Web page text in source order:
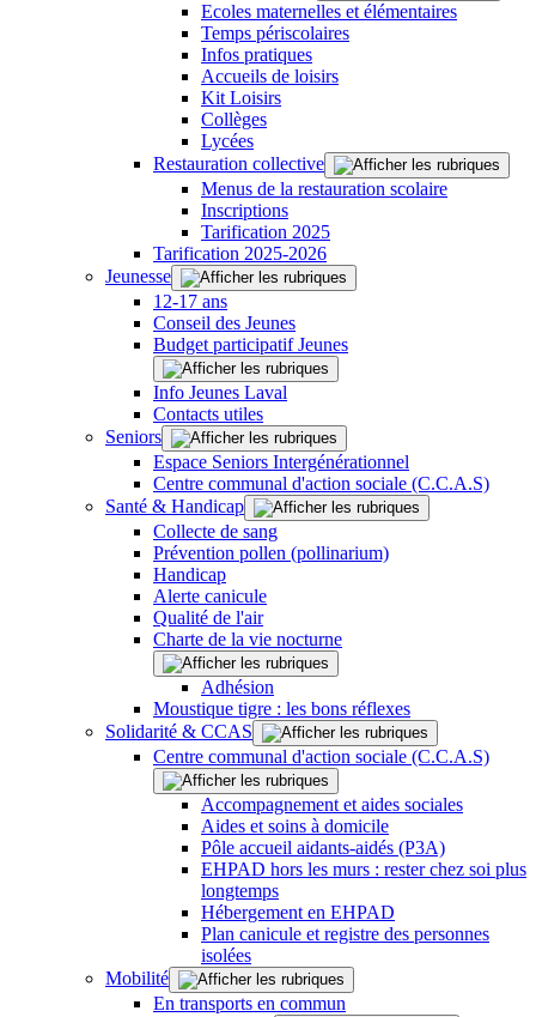
Ecoles maternelles et élémentaires
Temps périscolaires
Infos pratiques
Accueils de loisirs
Kit Loisirs
Collèges
Lycées
Restauration collective
Menus de la restauration scolaire
Inscriptions
Tarification 2025
Tarification 2025-2026
Jeunesse
12-17 ans
Conseil des Jeunes
Budget participatif Jeunes
Info Jeunes Laval
Contacts utiles
Seniors
Espace Seniors Intergénérationnel
Centre communal d'action sociale (C.C.A.S)
Santé & Handicap
Collecte de sang
Prévention pollen (pollinarium)
Handicap
Alerte canicule
Qualité de l'air
Charte de la vie nocturne
Adhésion
Moustique tigre : les bons réflexes
Solidarité & CCAS
Centre communal d'action sociale (C.C.A.S)
Accompagnement et aides sociales
Aides et soins à domicile
Pôle accueil aidants-aidés (P3A)
EHPAD hors les murs : rester chez soi plus
longtemps
Hébergement en EHPAD
Plan canicule et registre des personnes
isolées
Mobilité
En transports en commun